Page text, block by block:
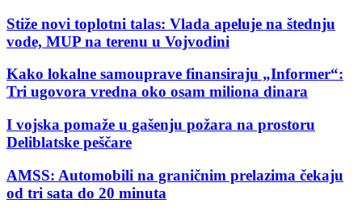
Stiže novi toplotni talas: Vlada apeluje na štednju
vode, MUP na terenu u Vojvodini
Kako lokalne samouprave finansiraju „Informer“:
Tri ugovora vredna oko osam miliona dinara
I vojska pomaže u gašenju požara na prostoru
Deliblatske peščare
AMSS: Automobili na graničnim prelazima čekaju
od tri sata do 20 minuta